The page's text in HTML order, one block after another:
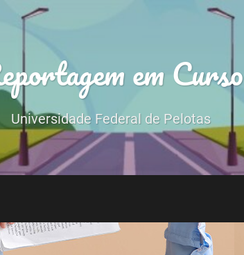
em Curso
Universidade Federal de Pelotas